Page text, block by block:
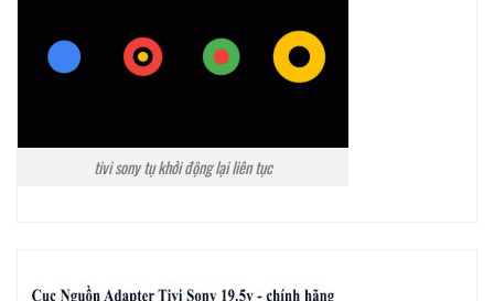
tivi sony tụ khởi động lại liên tục